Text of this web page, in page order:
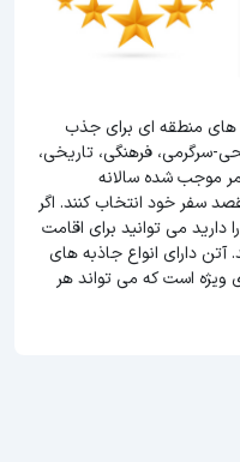
های منطقه ای برای جذب
سرگرمی، فرهنگی، تاریخی،
موجب شده سالانه
سفر خود انتخاب کنند. اگر
می توانید برای اقامت
دارای انواع جاذبه های
ویژه است که می تواند هر